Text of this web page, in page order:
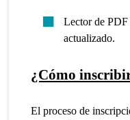
Lector de
actualizado.
¿Cómo
El proceso de